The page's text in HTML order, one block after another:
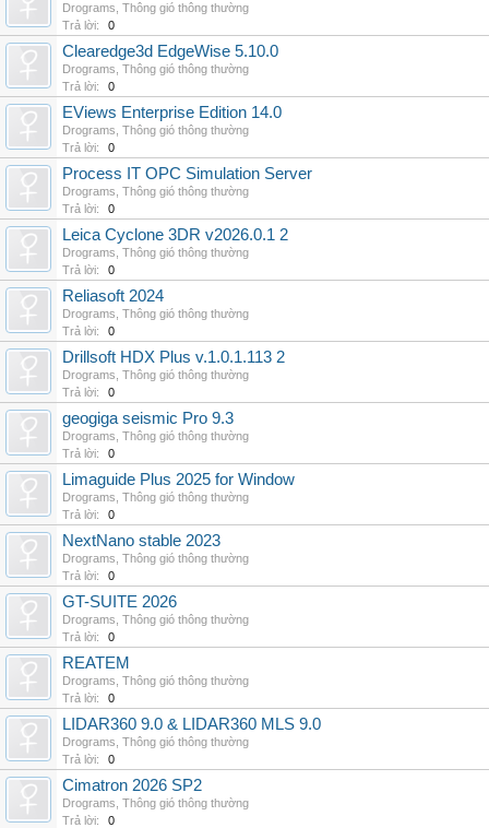
Drograms Thông gió thông thường
Trả lời:
0
Clearedge3d EdgeWise 5.10.0
Drograms Thông gió thông thường
Trả lời:
0
EViews Enterprise Edition 14.0
Drograms Thông gió thông thường
Trả lời:
0
Process IT OPC Simulation Server
Drograms Thông gió thông thường
Trả lời:
0
Leica Cyclone 3DR v2026.0.1 2
Drograms Thông gió thông thường
Trả lời:
0
Reliasoft 2024
Drograms Thông gió thông thường
Trả lời:
0
Drillsoft HDX Plus v.1.0.1.113 2
Drograms Thông gió thông thường
Trả lời:
0
geogiga seismic Pro 9.3
Drograms Thông gió thông thường
Trả lời:
0
Limaguide Plus 2025 for Window
Drograms Thông gió thông thường
Trả lời:
0
NextNano stable 2023
Drograms Thông gió thông thường
Trả lời:
0
GT-SUITE 2026
Drograms Thông gió thông thường
Trả lời:
0
REATEM
Drograms Thông gió thông thường
Trả lời:
0
LIDAR360 9.0 & LIDAR360 MLS 9.0
Drograms Thông gió thông thường
Trả lời:
0
Cimatron 2026 SP2
Drograms Thông gió thông thường
Trả lời:
0